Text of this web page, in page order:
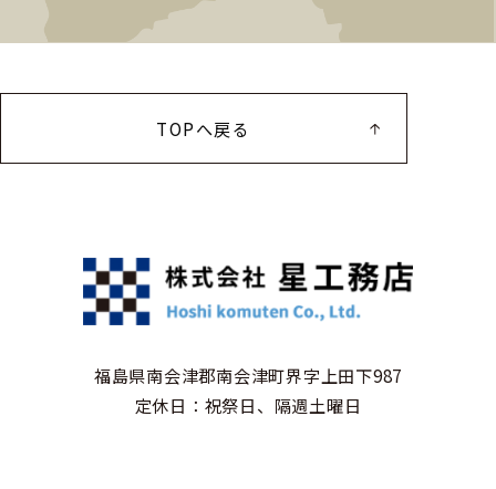
TOPへ戻る
福島県南会津郡南会津町界字上田下987
定休日：祝祭日、隔週土曜日